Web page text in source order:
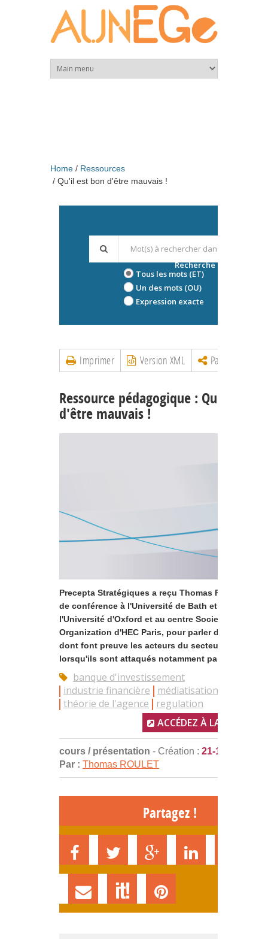
Home
Ressources
Qu'il est bon d'être mauvais !
Tous les mots (ET)
Un des mots (OU)
Expression exacte
Recherche avancée
Imprimer Version XML Partager
Ressource pédagogique : Qu'il est
d'être mauvais !
Precepta Stratégiques a reçu Thomas Roulet,
de conférence à l'Université de Bath et chercheur à
l'Université d'Oxford et au centre Society and
Organization d'HEC Paris, pour parler de la
dont font preuve les acteurs du secteurs
lorsqu'ils sont attaqués notamment par les ...
banque d'investissement
industrie financière
médiatisation
théorie de l'agence
regulation
ACCÉDEZ À LA
cours / présentation - Création : 21-12-2017
Par : Thomas ROULET
Partagez !